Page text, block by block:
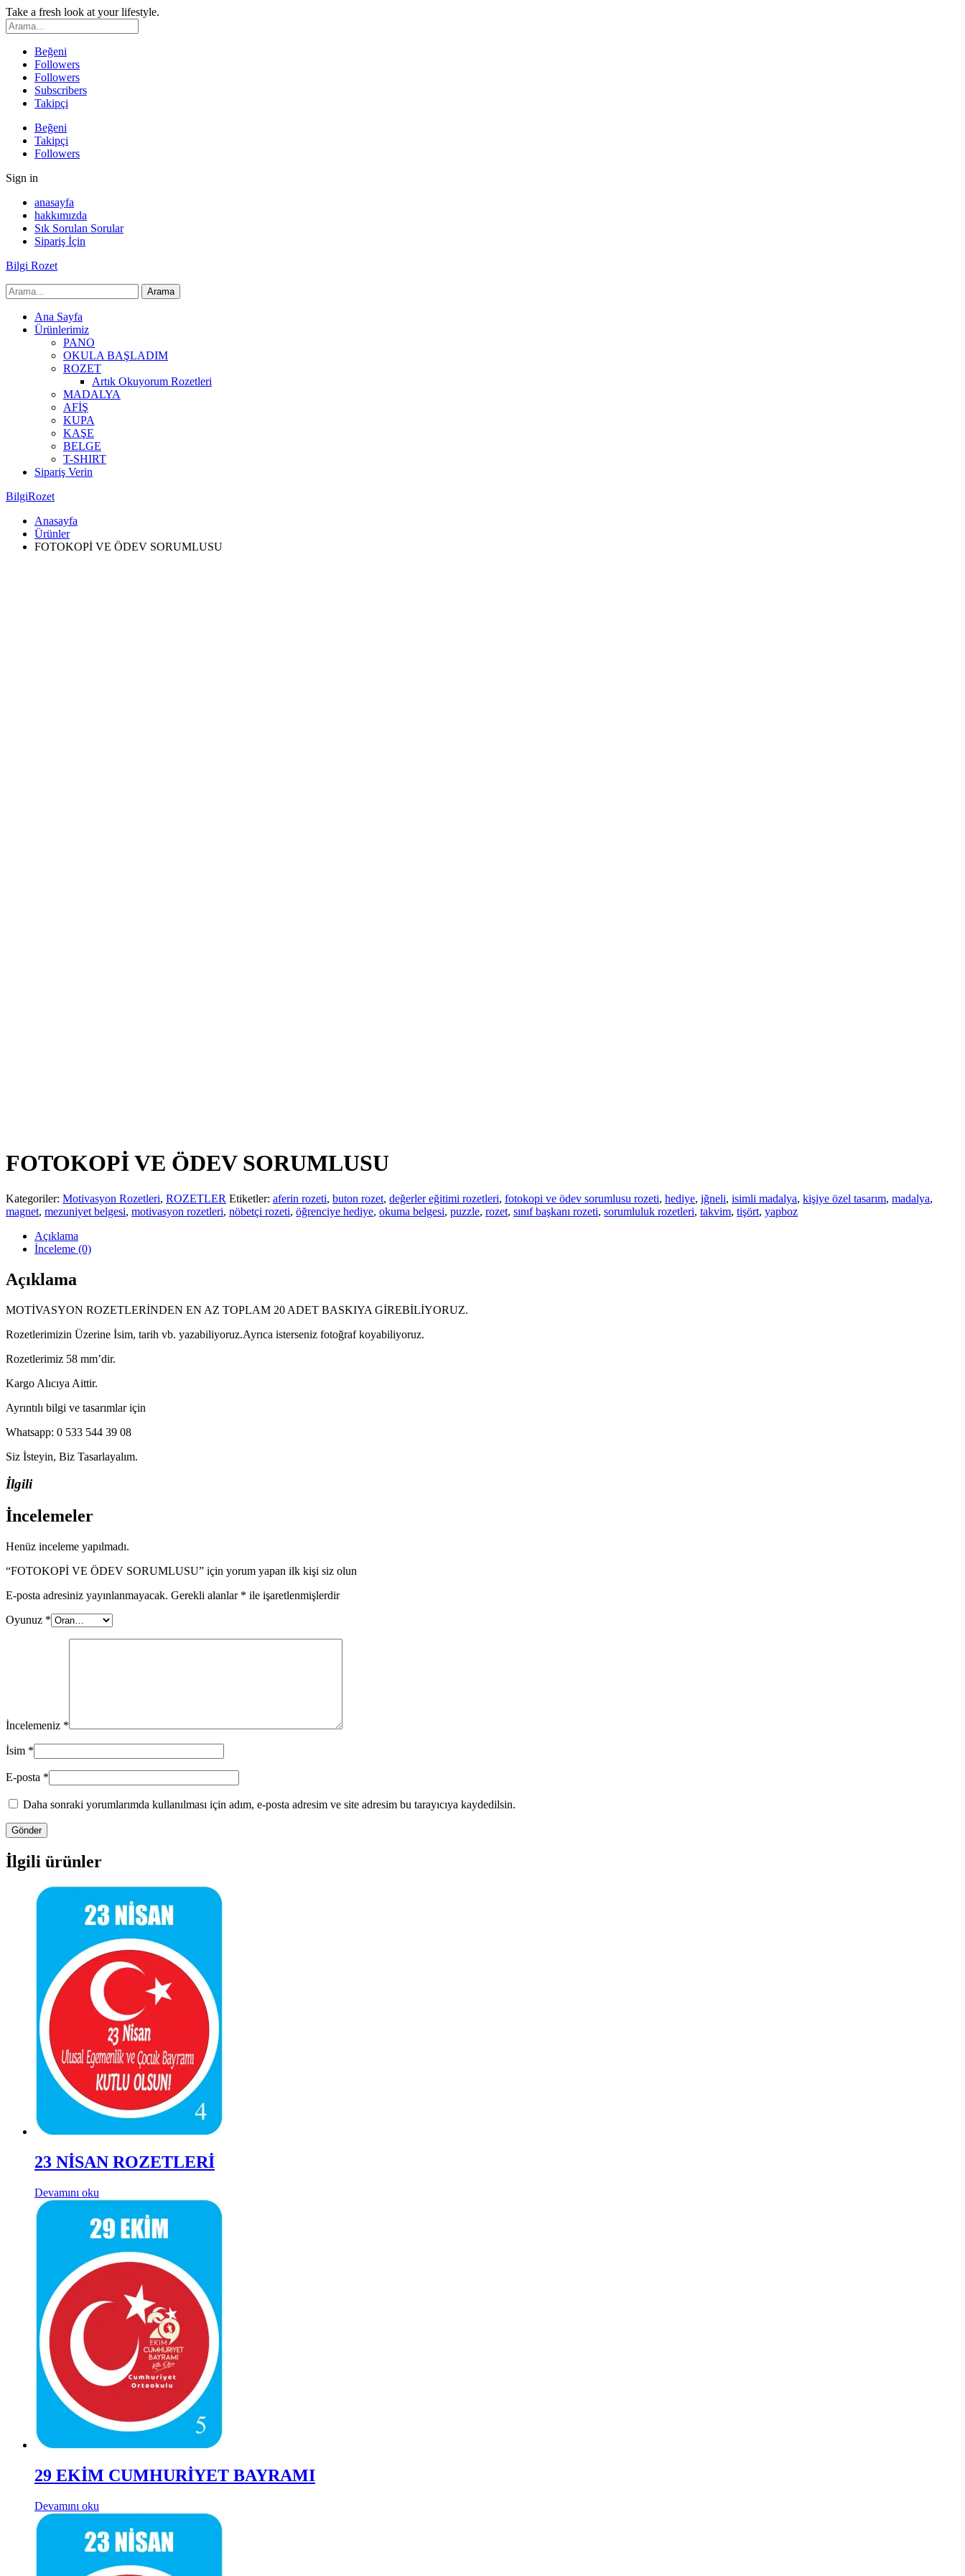
Take a fresh look at your lifestyle.
Beğeni
Followers
Followers
Subscribers
Takipçi
Beğeni
Takipçi
Followers
Sign in
anasayfa
hakkımızda
Sık Sorulan Sorular
Sipariş İçin
Bilgi Rozet
Ana Sayfa
Ürünlerimiz
PANO
OKULA BAŞLADIM
ROZET
Artık Okuyorum Rozetleri
MADALYA
AFİŞ
KUPA
KAŞE
BELGE
T-SHIRT
Sipariş Verin
BilgiRozet
Anasayfa
Ürünler
FOTOKOPİ VE ÖDEV SORUMLUSU
FOTOKOPİ VE ÖDEV SORUMLUSU
Kategoriler: Motivasyon Rozetleri, ROZETLER Etiketler: aferin rozeti, buton rozet, değerler eğitimi rozetleri, fotokopi ve ödev sorumlusu rozeti, hediye, iğneli, isimli madalya, kişiye özel tasarım, madalya,
magnet, mezuniyet belgesi, motivasyon rozetleri, nöbetçi rozeti, öğrenciye hediye, okuma belgesi, puzzle, rozet, sınıf başkanı rozeti, sorumluluk rozetleri, takvim, tişört, yapboz
Açıklama
İnceleme (0)
Açıklama
MOTİVASYON ROZETLERİNDEN EN AZ TOPLAM 20 ADET BASKIYA GİREBİLİYORUZ.
Rozetlerimizin Üzerine İsim, tarih vb. yazabiliyoruz.Ayrıca isterseniz fotoğraf koyabiliyoruz.
Rozetlerimiz 58 mm’dir.
Kargo Alıcıya Aittir.
Ayrıntılı bilgi ve tasarımlar için
Whatsapp: 0 533 544 39 08
Siz İsteyin, Biz Tasarlayalım.
İlgili
İncelemeler
Henüz inceleme yapılmadı.
“FOTOKOPİ VE ÖDEV SORUMLUSU” için yorum yapan ilk kişi siz olun
E-posta adresiniz yayınlanmayacak. Gerekli alanlar * ile işaretlenmişlerdir
Oyunuz *
İncelemeniz *
İsim *
E-posta *
Daha sonraki yorumlarımda kullanılması için adım, e-posta adresim ve site adresim bu tarayıcıya kaydedilsin.
İlgili ürünler
23 NİSAN ROZETLERİ
Devamını oku
29 EKİM CUMHURİYET BAYRAMI
Devamını oku